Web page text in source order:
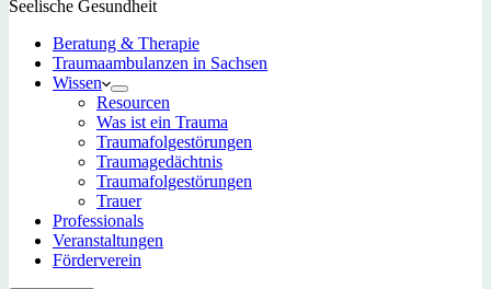
Seelische Gesundheit
Beratung & Therapie
Traumaambulanzen in Sachsen
Wissen
Resourcen
Was ist ein Trauma
Traumafolgestörungen
Traumagedächtnis
Traumafolgestörungen
Trauer
Professionals
Veranstaltungen
Förderverein